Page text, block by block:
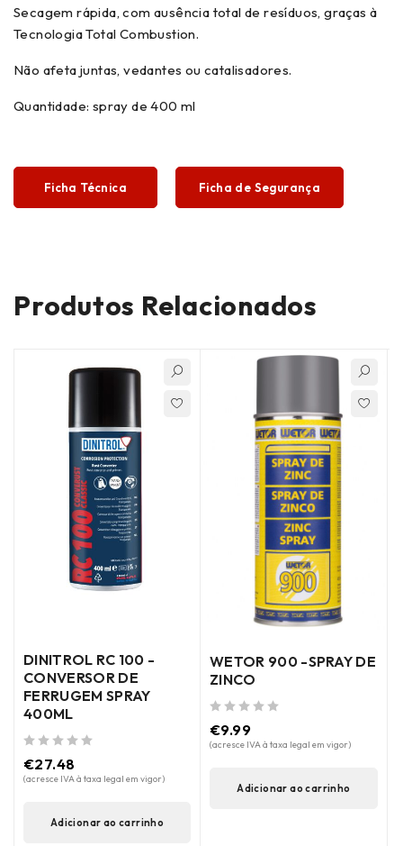
Secagem rápida, com ausência total de resíduos, graças à
Tecnologia Total Combustion.
Não afeta juntas, vedantes ou catalisadores.
Quantidade: spray de 400 ml
Ficha Técnica Ficha de Segurança
Produtos Relacionados
DINITROL RC 100 -
CONVERSOR DE
FERRUGEM SPRAY
400ML
€27.48
(acresce IVA à taxa legal em vigor)
Adicionar ao carrinho
WETOR 900 -SPRAY DE
ZINCO
€9.99
(acresce IVA à taxa legal em vigor)
Adicionar ao carrinho